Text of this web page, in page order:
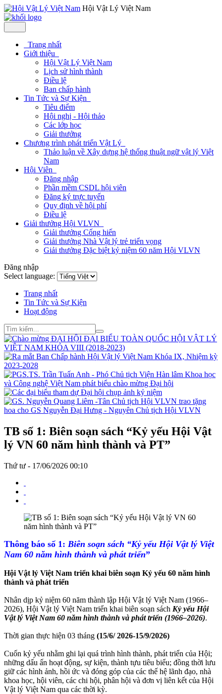
Hội Vật Lý Việt Nam
Trang nhất
Giới thiệu
Hội Vật Lý Việt Nam
Lịch sử hình thành
Điều lệ
Ban chấp hành
Tin Tức và Sự Kiện
Tiêu điểm
Hội nghị - Hội thảo
Các lớp học
Giải thưởng
Chương trình phát triển Vật Lý
Thảo luận về Xây dựng hệ thống thuật ngữ vật lý Việt
Nam
Hội Viên
Đăng nhập
Phần mềm CSDL hội viên
Đăng ký trực tuyến
Quy định về hội phí
Điều lệ
Giải thưởng Hội VLVN
Giải thưởng Cống hiến
Giải thưởng Nhà Vật lý trẻ triển vọng
Giải thưởng Đặc biệt kỷ niệm 60 năm Hội VLVN
Đăng nhập
Select language:
Trang nhất
Tin Tức và Sự Kiện
Hoạt động
TB số 1: Biên soạn sách “Kỷ yếu Hội Vật
lý VN 60 năm hình thành và PT”
Thứ tư - 17/06/2026 00:10
Thông báo số 1: Biên soạn sách “Kỷ yếu Hội Vật lý Việt
Nam 60 năm hình thành và phát triển”
Hội Vật lý Việt Nam triển khai biên soạn Kỷ yếu 60 năm hình
thành và phát triển
Nhân dịp kỷ niệm 60 năm thành lập Hội Vật lý Việt Nam (1966–
2026), Hội Vật lý Việt Nam triển khai biên soạn sách Kỷ yếu Hội
Vật lý Việt Nam 60 năm hình thành và phát triển (1966–2026).
Thời gian thực hiện 03 tháng (15/6/ 2026-15/9/2026)
Cuốn kỷ yếu nhằm ghi lại quá trình hình thành, phát triển của Hội;
những dấu ấn hoạt động, sự kiện, thành tựu tiêu biểu; đồng thời lưu
giữ các hình ảnh, hồi ức và đóng góp của các thế hệ lãnh đạo, nhà
khoa học, hội viên, các chi hội, phân hội và đơn vị liên kết của Hội
Vật lý Việt Nam qua các thời kỳ.